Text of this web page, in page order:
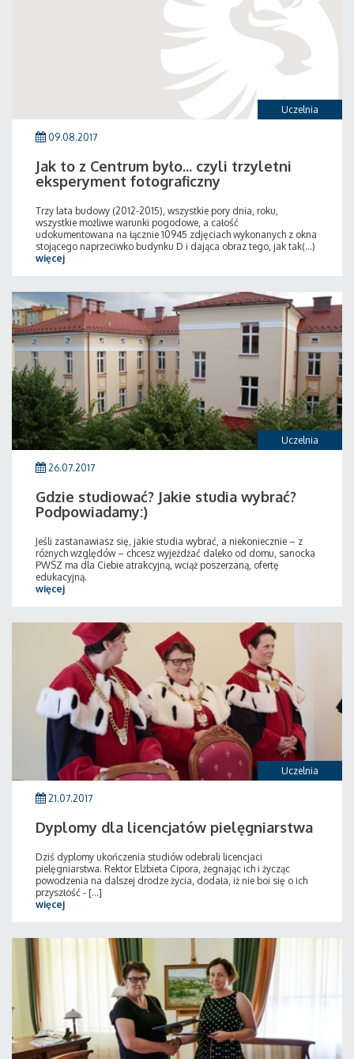
Uczelnia
09.08.2017
Jak to z Centrum było... czyli trzyletni
eksperyment fotograficzny
Trzy lata budowy (2012-2015), wszystkie pory dnia, roku,
wszystkie możliwe warunki pogodowe, a całość
udokumentowana na łącznie 10945 zdjęciach wykonanych z okna
stojącego naprzeciwko budynku D i dająca obraz tego, jak tak(...)
więcej
Uczelnia
26.07.2017
Gdzie studiować? Jakie studia wybrać?
Podpowiadamy:)
Jeśli zastanawiasz się, jakie studia wybrać, a niekoniecznie – z
różnych względów – chcesz wyjeżdżać daleko od domu, sanocka
PWSZ ma dla Ciebie atrakcyjną, wciąż poszerzaną, ofertę
edukacyjną.
więcej
Uczelnia
21.07.2017
Dyplomy dla licencjatów pielęgniarstwa
Dziś dyplomy ukończenia studiów odebrali licencjaci
pielęgniarstwa. Rektor Elżbieta Cipora, żegnając ich i życząc
powodzenia na dalszej drodze życia, dodała, iż nie boi się o ich
przyszłość - [...]
więcej